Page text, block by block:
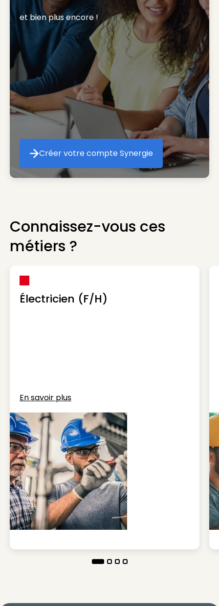
et bien plus encore !
Créer votre compte Synergie
Créer votre compte Synergie
Connaissez-vous ces
métiers ?
Électricien (F/H)
En savoir plus